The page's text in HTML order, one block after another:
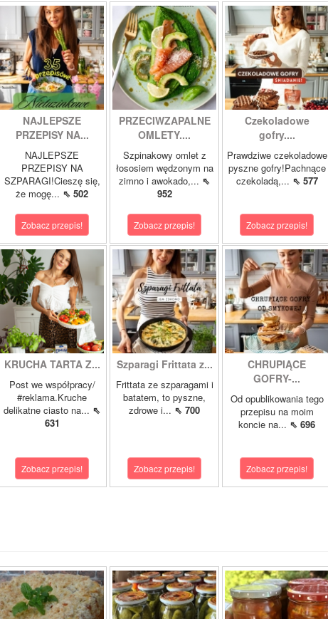
NAJLEPSZE
PRZEPISY NA...
NAJLEPSZE
PRZEPISY NA
SZPARAGI!Cieszę się,
że mogę... ⇖ 502
Zobacz przepis!
PRZECIWZAPALNE
OMLETY....
Szpinakowy omlet z
łososiem wędzonym na
zimno i awokado,... ⇖
952
Zobacz przepis!
Czekoladowe
gofry....
Prawdziwe czekoladowe
pyszne gofry!Pachnące
czekoladą,... ⇖ 577
Zobacz przepis!
KRUCHA TARTA Z...
Post we współpracy/
#reklama.Kruche
delikatne ciasto na... ⇖
631
Zobacz przepis!
Szparagi Frittata z...
Frittata ze szparagami i
batatem, to pyszne,
zdrowe i... ⇖ 700
Zobacz przepis!
CHRUPIĄCE
GOFRY-...
Od opublikowania tego
przepisu na moim
koncie na... ⇖ 696
Zobacz przepis!